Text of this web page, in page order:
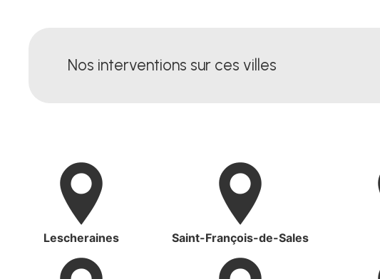
Nos interventions sur ces villes
Lescheraines Saint-François-de-Sales